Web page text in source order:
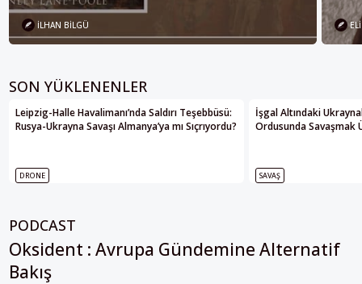
İLHAN BILGÜ
SON YÜKLENENLER
Leipzig-Halle Havalimanı’nda Saldırı Teşebbüsü:
Rusya-Ukrayna Savaşı Almanya’ya mı Sıçrıyordu?
DRONE
İşgal Altındaki
Ordusunda Savaşmak
SAVAŞ
PODCAST
Oksident : Avrupa Gündemine Alternatif
Bakış